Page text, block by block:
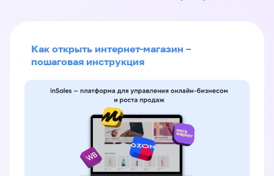
Как открыть интернет-магазин –
пошаговая инструкция